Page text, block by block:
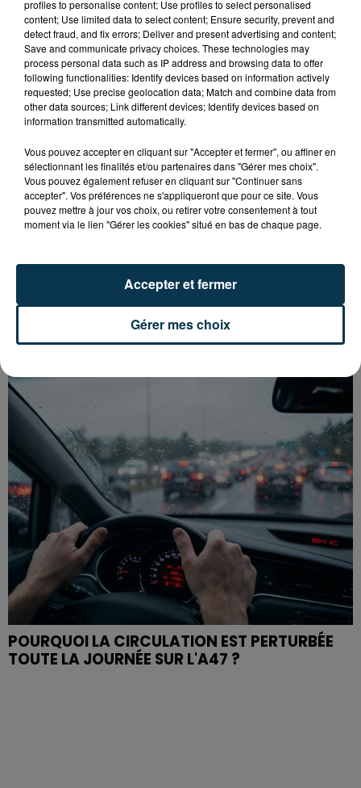
LOIRE : 4 NOUVEAUX FÉLINS DE CIRQUE
ACCUEILLIS À...
TOUR DE FRANCE FÉMININ : KIM LE COURT
S'ADJUGE L'ÉTAPE ENTRE...
POURQUOI LA CIRCULATION EST PERTURBÉE
TOUTE LA JOURNÉE SUR L'A47 ?
profiles to personalise content; Use profiles to select personalised
content; Use limited data to select content; Ensure security, prevent and
detect fraud, and fix errors; Deliver and present advertising and content;
Save and communicate privacy choices. These technologies may
process personal data such as IP address and browsing data to offer
following functionalities: Identify devices based on information actively
requested; Use precise geolocation data; Match and combine data from
other data sources; Link different devices; Identify devices based on
information transmitted automatically.
Vous pouvez accepter en cliquant sur "Accepter et fermer", ou affiner en
sélectionnant les finalités et/ou partenaires dans "Gérer mes choix".
Vous pouvez également refuser en cliquant sur "Continuer sans
accepter". Vos préférences ne s'appliqueront que pour ce site. Vous
pouvez mettre à jour vos choix, ou retirer votre consentement à tout
moment via le lien "Gérer les cookies" situé en bas de chaque page.
Gérer mes choix
Accepter et fermer